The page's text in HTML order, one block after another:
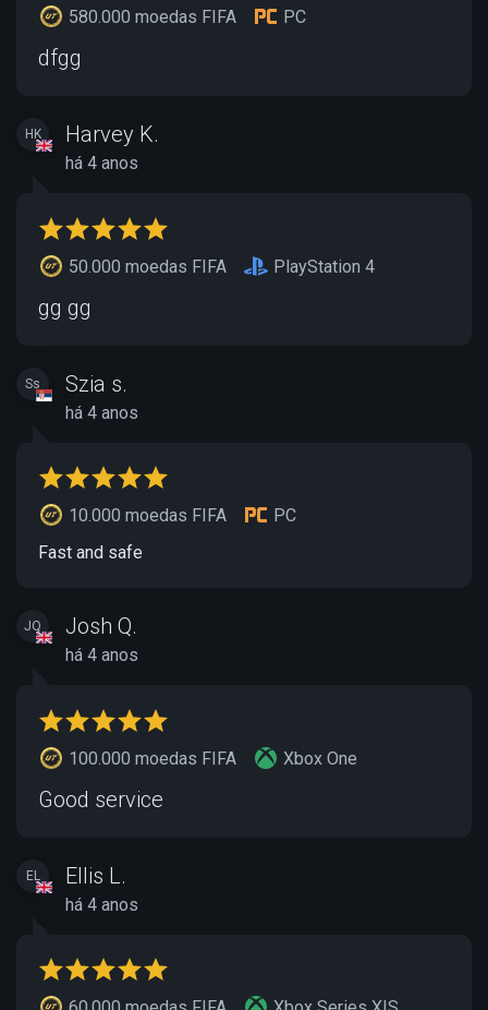
580.000 moedas FIFA PC
dfgg
HK Harvey K.
há 4 anos
50.000 moedas FIFA PlayStation 4
gg gg
Ss Szia s.
há 4 anos
10.000 moedas FIFA
PC
Fast and safe
JQ Josh Q.
há 4 anos
100.000 moedas FIFA Xbox One
Good service
EL Ellis L.
há 4 anos